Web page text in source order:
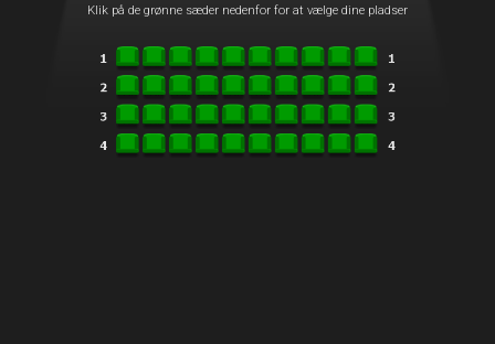
Klik på de grønne sæder nedenfor for at vælge dine pladser